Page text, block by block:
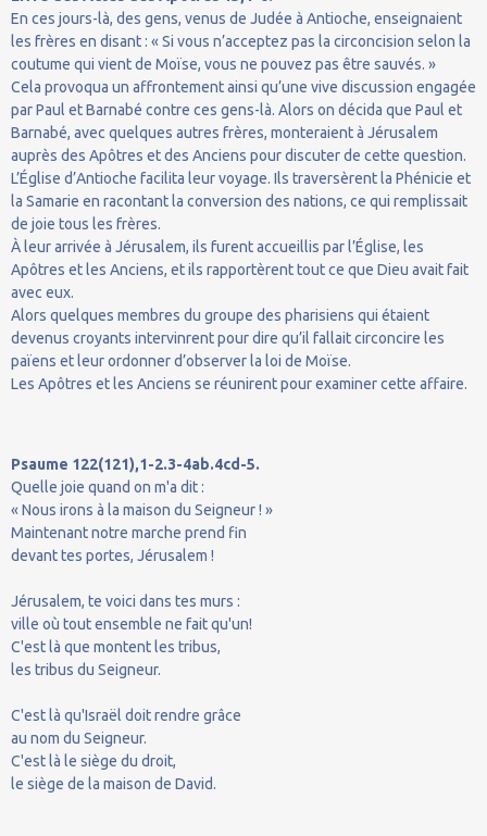
En ces jours-là, des gens, venus de Judée à Antioche, enseignaient
les frères en disant : « Si vous n’acceptez pas la circoncision selon la
coutume qui vient de Moïse, vous ne pouvez pas être sauvés. »
Cela provoqua un affrontement ainsi qu’une vive discussion engagée
par Paul et Barnabé contre ces gens-là. Alors on décida que Paul et
Barnabé, avec quelques autres frères, monteraient à Jérusalem
auprès des Apôtres et des Anciens pour discuter de cette question.
L’Église d’Antioche facilita leur voyage. Ils traversèrent la Phénicie et
la Samarie en racontant la conversion des nations, ce qui remplissait
de joie tous les frères.
À leur arrivée à Jérusalem, ils furent accueillis par l’Église, les
Apôtres et les Anciens, et ils rapportèrent tout ce que Dieu avait fait
avec eux.
Alors quelques membres du groupe des pharisiens qui étaient
devenus croyants intervinrent pour dire qu’il fallait circoncire les
païens et leur ordonner d’observer la loi de Moïse.
Les Apôtres et les Anciens se réunirent pour examiner cette affaire.
Psaume 122(121),1-2.3-4ab.4cd-5.
Quelle joie quand on m'a dit :
« Nous irons à la maison du Seigneur ! »
Maintenant notre marche prend fin
devant tes portes, Jérusalem !
Jérusalem, te voici dans tes murs :
ville où tout ensemble ne fait qu'un!
C'est là que montent les tribus,
les tribus du Seigneur.
C'est là qu'Israël doit rendre grâce
au nom du Seigneur.
C'est là le siège du droit,
le siège de la maison de David.